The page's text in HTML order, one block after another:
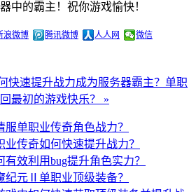
中的霸主！祝你游戏愉快！
浪微博 腾讯微博 人人网 微信
快速提升战力成为服务器霸主？ 单职
最初的游戏快乐？ »
单职业传奇角色战力？
传奇如何快速提升战力？
效利用bug提升角色实力？
纪元Ⅱ单职业顶级装备？